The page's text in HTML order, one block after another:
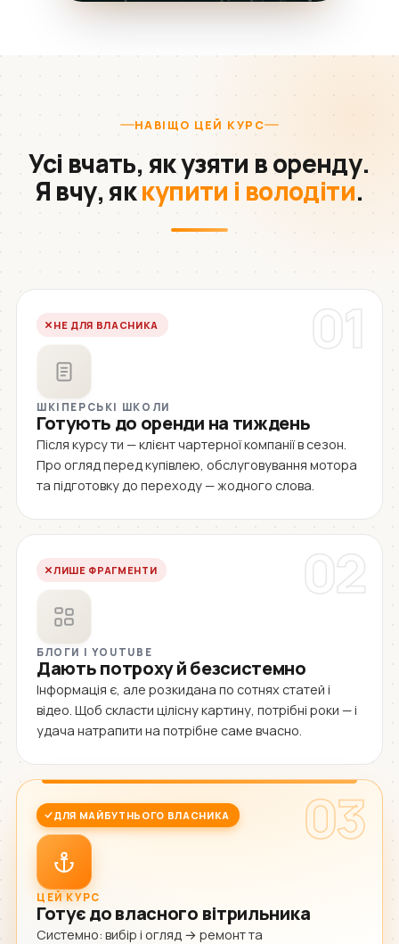
НАВІЩО ЦЕЙ КУРС
Усі вчать, як узяти в оренду.
Я вчу, яккупити і володіти.
01
НЕ ДЛЯ ВЛАСНИКА
ШКІПЕРСЬКІ ШКОЛИ
Готують до оренди на тиждень
Після курсу ти — клієнт чартерної компанії в сезон.
Про огляд перед купівлею, обслуговування мотора
та підготовку до переходу — жодного слова.
02
ЛИШЕ ФРАГМЕНТИ
БЛОГИ І YOUTUBE
Дають потроху й безсистемно
Інформація є, але розкидана по сотнях статей і
відео. Щоб скласти цілісну картину, потрібні роки — і
удача натрапити на потрібне саме вчасно.
03
ДЛЯ МАЙБУТНЬОГО ВЛАСНИКА
ЦЕЙ КУРС
Готує до власного вітрильника
Системно: вибір і огляд → ремонт та